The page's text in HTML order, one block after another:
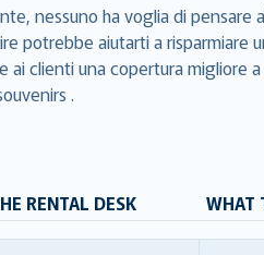
nessuno ha voglia di
potrebbe aiutarti a risparmiare
clienti una copertura migliore
.
RENTAL DESK WHAT